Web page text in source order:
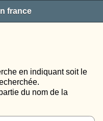
france
en indiquant soit le
du nom de la